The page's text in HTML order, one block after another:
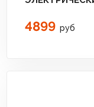
4899 руб